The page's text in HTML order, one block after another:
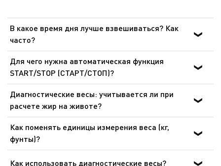
В какое время дня лучше взвешиваться? Как
часто?
Всегда взвешивайтесь в одно и то же время дня.
Лучше всего взвешиваться с периодичностью один раз
в неделю.
Для чего нужна автоматическая функция
START/STOP (СТАРТ/СТОП)?
Эта функция позволяет сразу выводить вес на
дисплей. Не нужно ждать, пока на дисплее появится
«0». Расчет веса начнется автоматически.
Диагностические весы: учитывается ли при
расчете жир на животе?
Да, диагностические весы измеряют сухую массу тела
и вычитают полученный результат из значения общей
массы тела. Весы показывают общее содержание жира
в организме независимо от места его расположения.
Как поменять единицы измерения веса (кг,
фунты)?
В большинстве современных напольных весов
переключатель расположен рядом с отсеком для
Как использовать диагностические весы?